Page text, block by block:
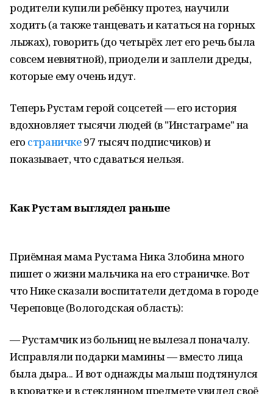
родители купили ребёнку протез, научили
ходить (а также танцевать и кататься на горных
лыжах), говорить (до четырёх лет его речь была
совсем невнятной), приодели и заплели дреды,
которые ему очень идут.
Теперь Рустам герой соцсетей — его история
вдохновляет тысячи людей (в "Инстаграме" на
его страничке97 тысяч подписчиков) и
показывает, что сдаваться нельзя.
Как Рустам выглядел раньше
Приёмная мама Рустама Ника Злобина много
пишет о жизни мальчика на его страничке. Вот
что Нике сказали воспитатели детдома в городе
Череповце (Вологодская область):
— Рустамчик из больниц не вылезал поначалу.
Исправляли подарки мамины — вместо лица
была дыра... И вот однажды малыш подтянулся
в кроватке и в стеклянном предмете увидел своё